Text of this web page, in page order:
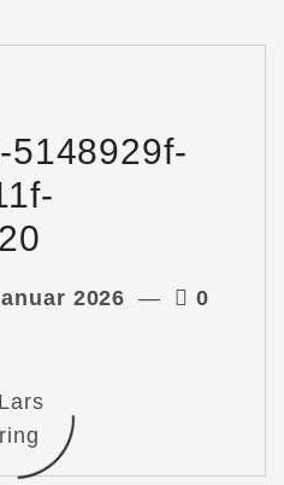
5148929f-
2026 0